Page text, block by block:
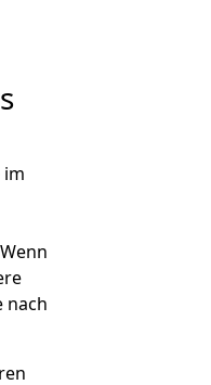
im
nach